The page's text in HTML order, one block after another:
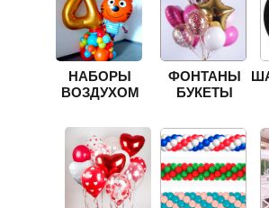
ФОНТАНЫ
БУКЕТЫ
НАБОРЫ
ВОЗДУХОМ